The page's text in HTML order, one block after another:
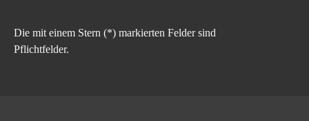
Die mit einem Stern (*) markierten Felder sind
Pflichtfelder.